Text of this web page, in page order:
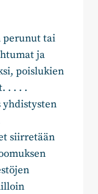
perunut tai
ja
poislukien
. . . .
yhdistysten
siirretään